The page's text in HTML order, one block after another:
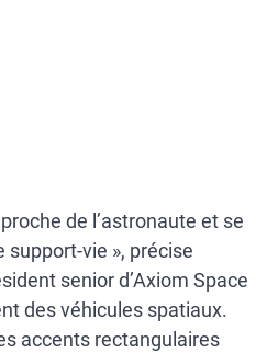
de l’astronaute et se
vie », précise
senior d’Axiom Space
des véhicules spatiaux.
accents rectangulaires